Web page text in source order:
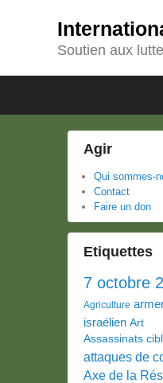
Soutien aux
menu
Agir
Qui sommes-
Contact
Faire un don
Etiquettes
7 octobre
Agriculture
israélien Art
Assassinats
attaques de
Axe de la